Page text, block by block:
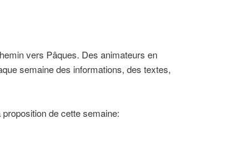
vers Pâques. Des animateurs en
semaine des informations, des textes,
de cette semaine: